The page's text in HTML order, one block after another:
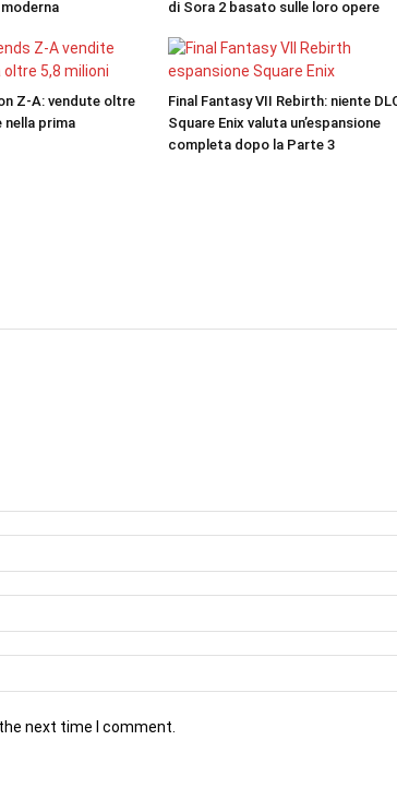
di Sora 2 basato sulle loro opere
Z-A: vendute oltre
nella prima
Final Fantasy VII Rebirth: niente
Square Enix valuta un’espansione
completa dopo la Parte 3
next time I comment.